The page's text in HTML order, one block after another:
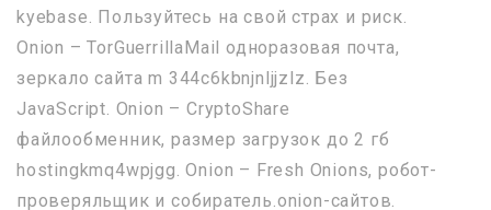
kyebase. Пользуйтесь на свой страх и риск.
Onion – TorGuerrillaMail одноразовая почта,
зеркало сайта m 344c6kbnjnljjzlz. Без
JavaScript. Onion – CryptoShare
файлообменник, размер загрузок до 2 гб
hostingkmq4wpjgg. Onion – Fresh Onions, робот-
проверяльщик и собиратель.onion-сайтов.